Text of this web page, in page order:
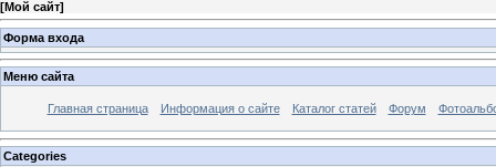
[Мой сайт]
Форма входа
Меню сайта
Главная страница Информация о сайте Каталог статей Форум
Categories